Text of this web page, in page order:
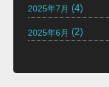
2025年7月 (4)
2025年6月 (2)